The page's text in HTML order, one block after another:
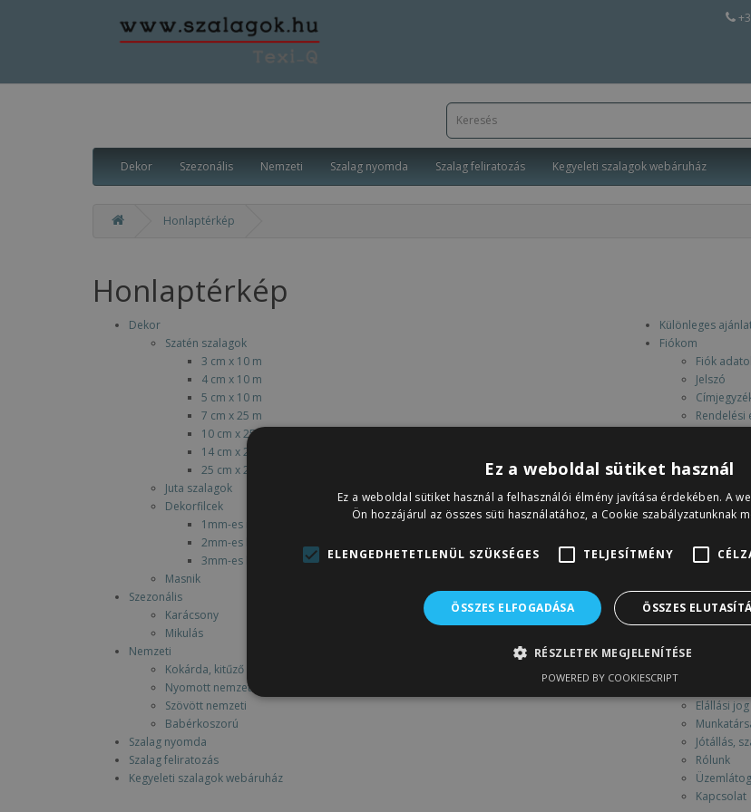
Dekor Szezonális Nemzeti Szalag nyomda Szalag feliratozás Kegyeleti szalagok webáruház
Honlaptérkép
Honlaptérkép
Dekor
Szatén szalagok
3 cm x 10 m
4 cm x 10 m
5 cm x 10 m
7 cm x 25 m
10 cm x 25 m
14 cm x 25 m szatén szalag, pl. székmasninak.
25 cm x 25 m szatén szalag, pl. asztal középnek.
Juta szalagok
Dekorfilcek
1mm-es rosttal (tűhegyű)
2mm-es heggyel
3mm-es heggyel
Masnik
Szezonális
Karácsony
Mikulás
Nemzeti
Kokárda, kitűző
Nyomott nemzeti
Szövött nemzeti
Babérkoszorú
Szalag nyomda
Szalag feliratozás
Kegyeleti szalagok webáruház
Különleges
Fiókom
Fiók
Jelszó
Rendelési
Pénztár
Információk
Általános
email
ürlap
Elállási
Jótállás,
Rólunk
Kapcsolat
Ez a weboldal sütiket használ
Ez a weboldal sütiket használ a felhasználói élmény javítása érdekében. A
Ön hozzájárul az összes süti használatához, a Cookie szabályzatunknak
ELENGEDHETETLENÜL SZÜKSÉGES TELJESÍTMÉNY
ÖSSZES ELFOGADÁSA ÖSSZES
RÉSZLETEK MEGJELENÍTÉSE
POWERED BY COOKIESCRIPT